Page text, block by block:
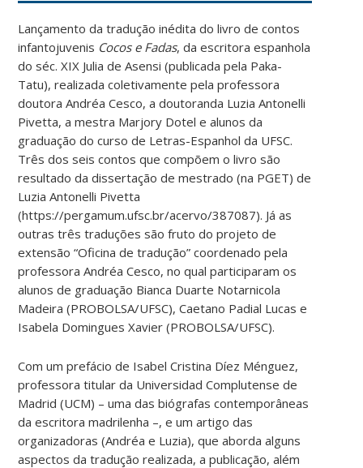
Lançamento da tradução inédita do livro de contos
infantojuvenis Cocos e Fadas, da escritora espanhola
do séc. XIX Julia de Asensi (publicada pela Paka-
Tatu), realizada coletivamente pela professora
doutora Andréa Cesco, a doutoranda Luzia Antonelli
Pivetta, a mestra Marjory Dotel e alunos da
graduação do curso de Letras-Espanhol da UFSC.
Três dos seis contos que compõem o livro são
resultado da dissertação de mestrado (na PGET) de
Luzia Antonelli Pivetta
(https://pergamum.ufsc.br/acervo/387087). Já as
outras três traduções são fruto do projeto de
extensão “Oficina de tradução” coordenado pela
professora Andréa Cesco, no qual participaram os
alunos de graduação Bianca Duarte Notarnicola
Madeira (PROBOLSA/UFSC), Caetano Padial Lucas e
Isabela Domingues Xavier (PROBOLSA/UFSC).
Com um prefácio de Isabel Cristina Díez Ménguez,
professora titular da Universidad Complutense de
Madrid (UCM) – uma das biógrafas contemporâneas
da escritora madrilenha –, e um artigo das
organizadoras (Andréa e Luzia), que aborda alguns
aspectos da tradução realizada, a publicação, além